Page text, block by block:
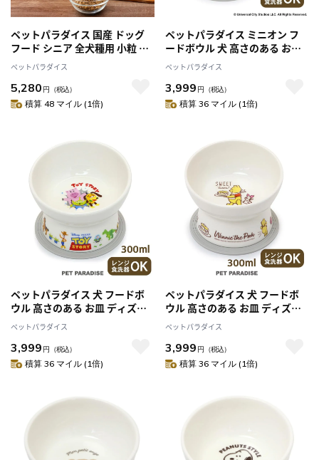
ペットパラダイス 国産 ドッグ
フード シニア 全犬種用 小粒 保
存料・着色料・香料不使用 ドラ
イ ビオキッチン エイジングネ
オ 3kg (500g×6袋）
ペットパラダイス
5,280 円 （税込）
積算 48 マイル (1倍)
ペットパラダイス ミニオン フ
ードボウル 犬 高さのある お皿
えさ皿
ペットパラダイス
3,999 円 （税込）
積算 36 マイル (1倍)
ペットパラダイス 犬 フードボ
ウル 高さのある お皿 ディズニ
ー トイ・ストーリー えさ皿
ペットパラダイス
3,999 円 （税込）
積算 36 マイル (1倍)
ペットパラダイス 犬 フードボ
ウル 高さのある お皿 ディズニ
ー くまのプーさん えさ皿
ペットパラダイス
3,999 円 （税込）
積算 36 マイル (1倍)